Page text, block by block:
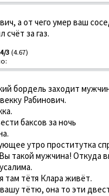
а от чего умер ваш
счёт за газ.
3(4.67)
бордель заходит
Рабинович.
баксов за ночь
утро проститутка
такой мужчина! Откуда
там тётя Клара живёт.
тётю, она то эти